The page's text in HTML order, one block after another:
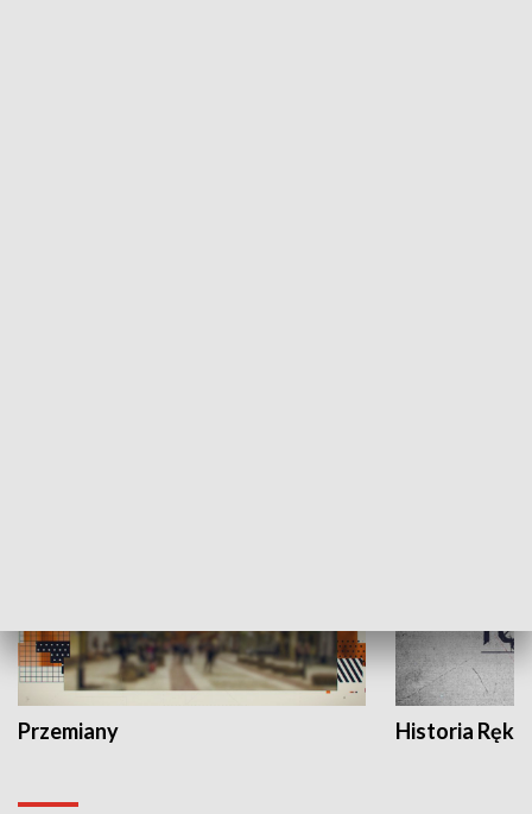
Przemiany Historia Ręką